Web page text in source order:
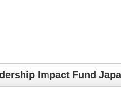
Impact Fund